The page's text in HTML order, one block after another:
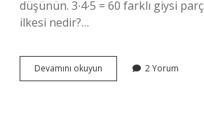
düşünün. 3∙4∙5 = 60 farklı giysi
ilkesi nedir?…
Devamını okuyun
Prensibi
2 Yorum